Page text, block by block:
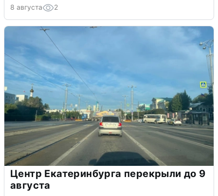
8 августа 2
Центр Екатеринбурга перекрыли до 9
августа